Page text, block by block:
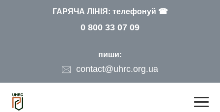
ГАРЯЧА ЛІНІЯ: телефонуй ☎
0 800 33 07 09
пиши:
contact@uhrc.org.ua